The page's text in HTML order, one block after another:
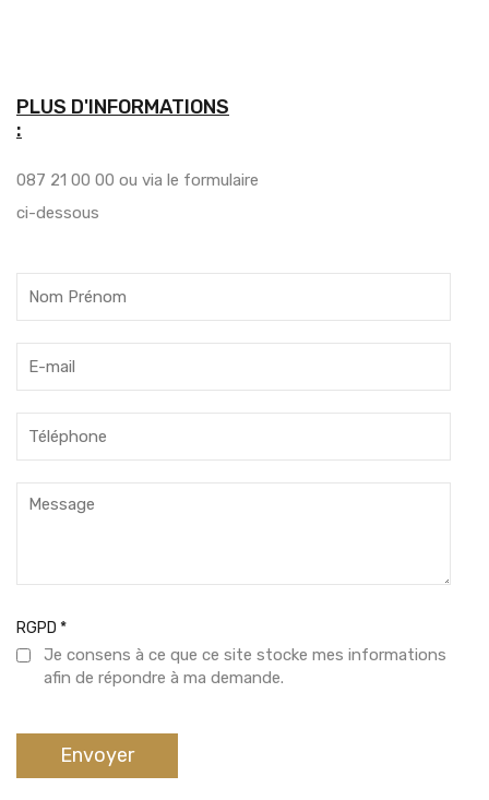
PLUS D'INFORMATIONS
:
087 21 00 00 ou via le formulaire
ci-dessous
RGPD *
Je consens à ce que ce site stocke mes informations
afin de répondre à ma demande.
Envoyer